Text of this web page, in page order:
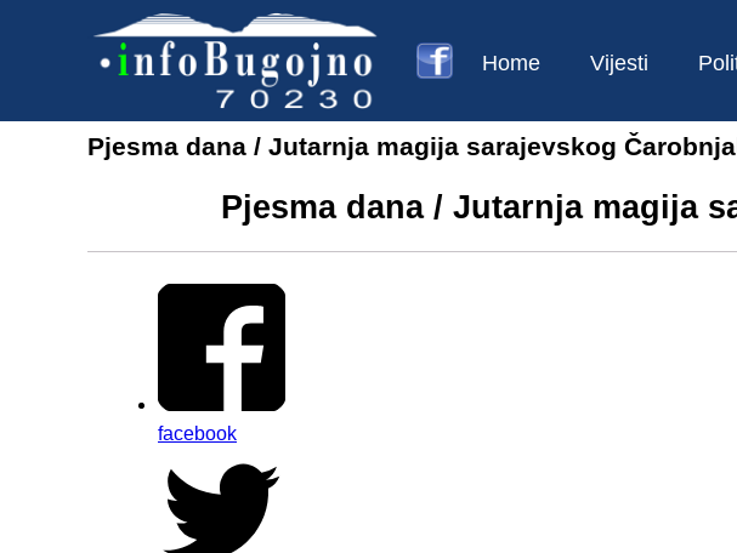
Home Vijesti
Pjesma dana / Jutarnja magija sarajevskog
Pjesma dana / Jutarnja magija
facebook